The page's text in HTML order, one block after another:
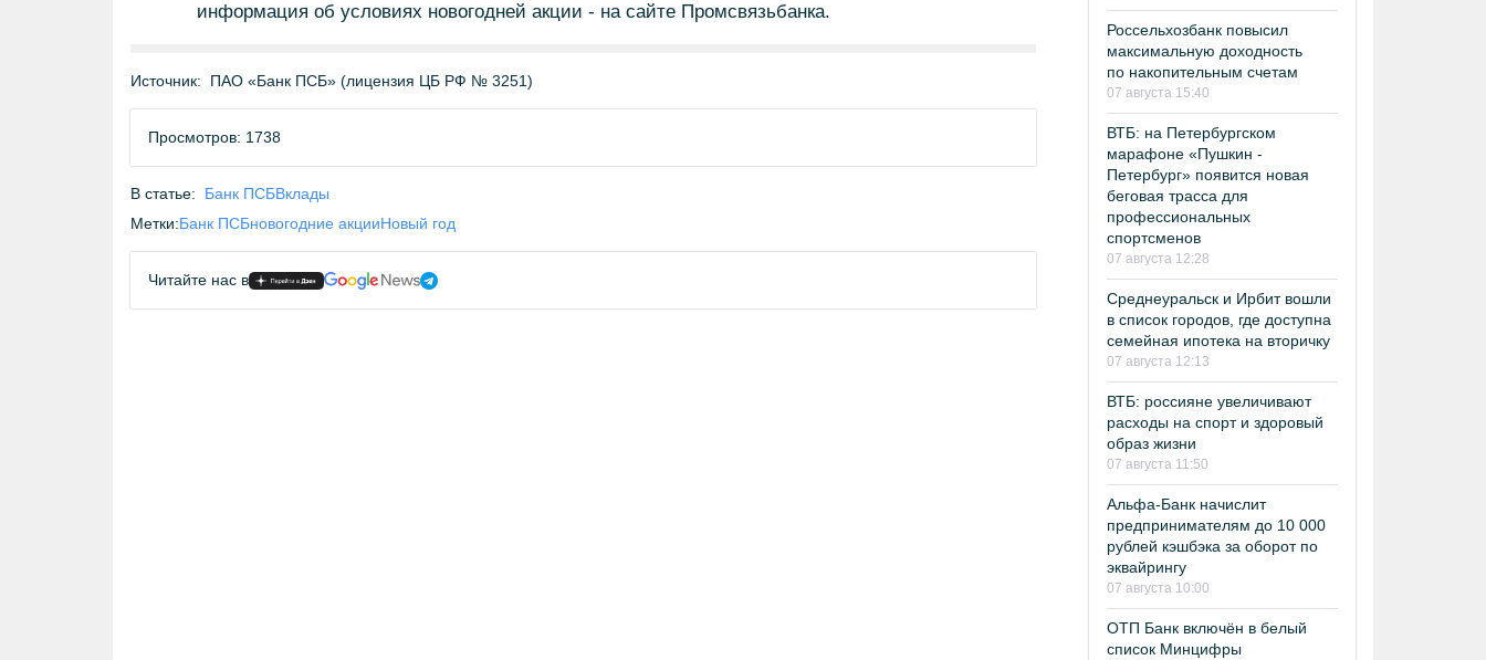
информация об условиях новогодней акции - на сайте Промсвязьбанка.
Источник: ПАО «Банк ПСБ» (лицензия ЦБ РФ № 3251)
Просмотров: 1738
В статье: Банк ПСБВклады
Метки:Банк ПСБновогодние акцииНовый год
Читайте нас в
Россельхозбанк повысил
максимальную доходность
по накопительным счетам
07 августа 15:40
ВТБ: на Петербургском
марафоне «Пушкин -
Петербург» появится новая
беговая трасса для
профессиональных
спортсменов
07 августа 12:28
Среднеуральск и Ирбит вошли
в список городов, где доступна
семейная ипотека на вторичку
07 августа 12:13
ВТБ: россияне увеличивают
расходы на спорт и здоровый
образ жизни
07 августа 11:50
Альфа-Банк начислит
предпринимателям до 10 000
рублей кэшбэка за оборот по
эквайрингу
07 августа 10:00
ОТП Банк включён в белый
список Минцифры